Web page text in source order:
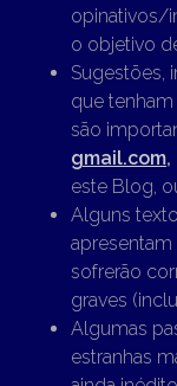
opinativos/
o objetivo
Sugestões,
que
são
gmail.com,
este Blog,
Alguns
sofrerão
graves
Algumas
estranhas